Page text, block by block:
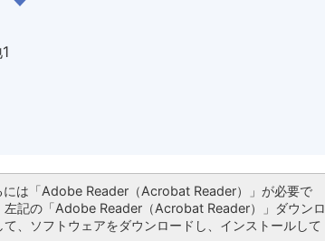
には「Adobe Reader（Acrobat Reader）」が必要で
左記の「Adobe Reader（Acrobat Reader）」ダウンロ
、ソフトウェアをダウンロードし、インストールして